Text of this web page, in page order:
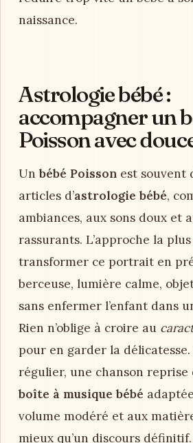
naissance.
Astrologie bébé :
accompagner un
Poisson avec
Unbébé Poisson est souvent
articles d’astrologie bébé,
ambiances, aux sons doux et
rassurants. L’approche la
transformer ce portrait en
berceuse, lumière calme,
sans enfermer l’enfant dans
Rien n’oblige à croire au
pour en garder la
régulier, une chanson reprise
boîte à musique bébé
volume modéré et aux
mieux qu’un discours